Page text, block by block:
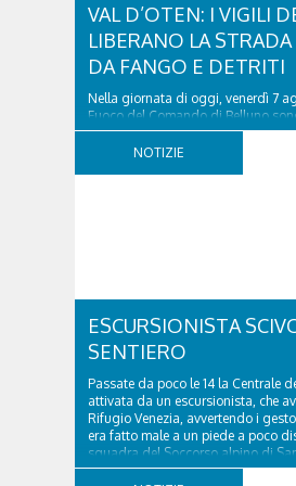
VAL D’OTEN: I VIGILI
LIBERANO LA
DA FANGO E DETRITI
Nella giornata di oggi, venerdì 7
Fuoco del Comando di Belluno
località Diassa, in Val d’Oten, nel
di Cadore, per liberare una strada
NOTIZIE
ESCURSIONISTA
SENTIERO
Passate da poco le 14 la Centrale
attivata da un escursionista, che
Rifugio Venezia, avvertendo i
era fatto male a un piede a poco
squadra del Soccorso alpino di
ha quindi raggiunto l'infortunato...